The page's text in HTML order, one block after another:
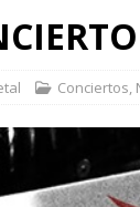
Conciertos,